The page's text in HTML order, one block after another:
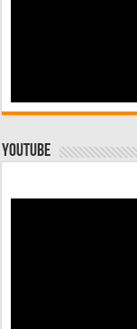
YouTube